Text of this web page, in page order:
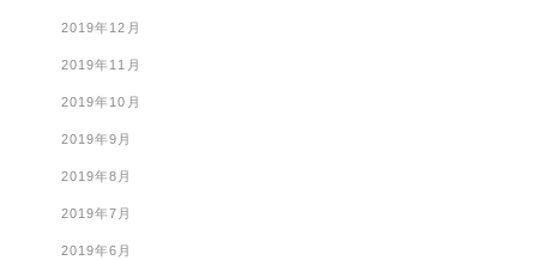
2019年12月
2019年11月
2019年10月
2019年9月
2019年8月
2019年7月
2019年6月